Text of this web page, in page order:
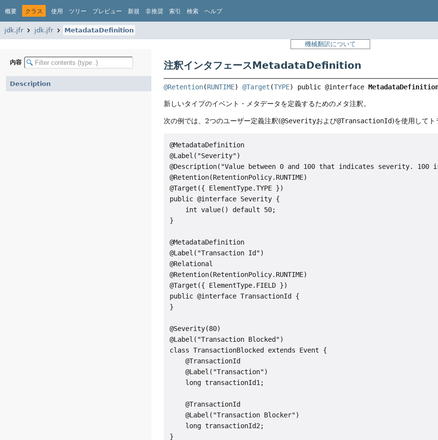
概要 クラス 使用 ツリー プレビュー 新規 非推奨 索引 検索 ヘルプ
jdk.jfr jdk.jfr
MetadataDefinition
機械翻訳について
内容
Description
注釈インタフェースMetadataDefinition
@Retention(RUNTIME) @Target (TYPE) public @interface
新しいタイプのイベント・メタデータを定義するためのメタ注釈。
次の例では、2つのユーザー定義注釈(@Severityおよび@TransactionId)を使用してト
@MetadataDefinition
@Label("Severity")
@Description("Value between 0 and 100 that indicates severity. 100
@Retention(RetentionPolicy.RUNTIME)
@Target({ ElementType.TYPE })
public @interface Severity {
    int value() default 50;
}
@MetadataDefinition
@Label("Transaction Id")
@Relational
@Retention(RetentionPolicy.RUNTIME)
@Target({ ElementType.FIELD })
public @interface TransactionId {
}
@Severity(80)
@Label("Transaction Blocked")
class TransactionBlocked extends Event {
    @TransactionId
    @Label("Transaction")
    long transactionId1;
    @TransactionId
    @Label("Transaction Blocker")
    long transactionId2;